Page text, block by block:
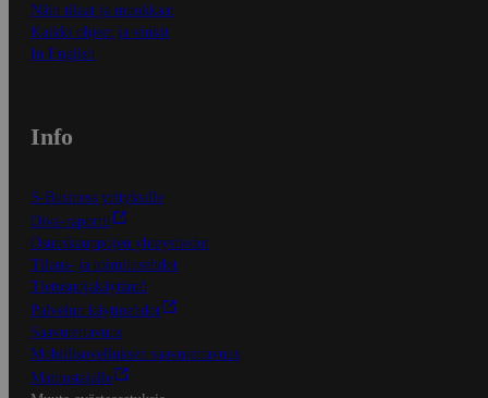
Näin tilaat ja muokkaat
Kaikki ohjeet ja vinkit
In English
Info
S-Business yrityksille
Oiva-raportit
Osuuskauppojen yhteystiedot
Tilaus- ja toimitusehdot
Tietosuojakäytäntö
Palvelun käyttöehdot
Saavutettavuus
Mobiilisovelluksen saavutettavuus
Mainostajalle